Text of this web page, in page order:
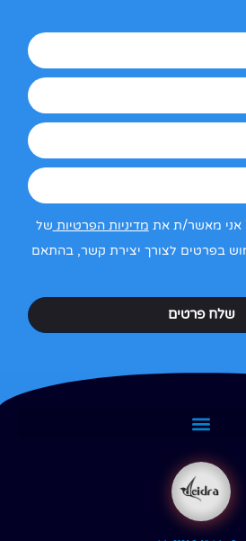
אני מאשר/ת את מדיניות הפרטיות של
בפרטים לצורך יצירת קשר, בהתאם
שלח פרטים